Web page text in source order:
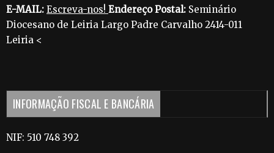
E-MAIL: Escreva-nos! Endereço Postal: Seminário
Diocesano de Leiria Largo Padre Carvalho 2414-011
Leiria <
INFORMAÇÃO FISCAL E BANCÁRIA
NIF: 510 748 392